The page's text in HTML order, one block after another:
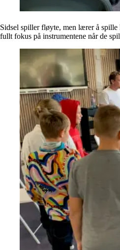
Sidsel spiller fløyte, men lærer å spille
fullt fokus på instrumentene når de